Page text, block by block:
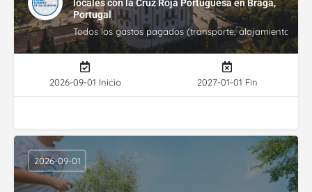
locales con la Cruz Roja Portuguesa en Braga,
Portugal
Todos los gastos pagados (transporte, alojamiento,
2026-09-01 Inicio 2027-01-01 Fin
2026-09-01